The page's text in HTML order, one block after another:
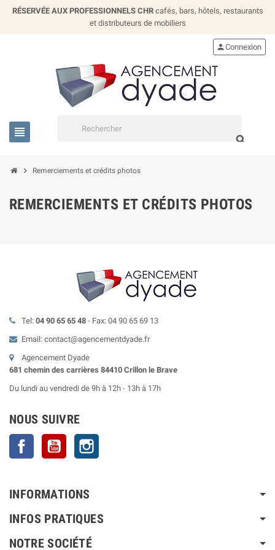
RÉSERVÉE AUX PROFESSIONNELS CHRcafés, bars, hôtels, restaurants
et distributeurs de mobiliers
view_headline
search
personConnexion
chevron_right Remerciements et crédits photos
REMERCIEMENTS ET CRÉDITS PHOTOS
Tel: 04 90 65 65 48 - Fax: 04 90 65 69 13
Email: contact@agencementdyade.fr
Agencement Dyade
681 chemin des carrières 84410 Crillon le Brave
Du lundi au vendredi de 9h à 12h - 13h à 17h
NOUS SUIVRE
Facebook YouTube
INFORMATIONS
INFOS PRATIQUES
NOTRE SOCIÉTÉ